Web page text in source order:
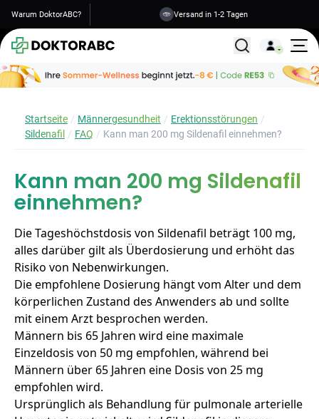
Warum DoktorABC? Versand in 1-2 Tagen
Alle
Startseite Männergesundheit
Erektionsstörungen
Sildenafil
FAQ Kann man 200 mg Sildenafil einnehmen?
Kann man 200 mg Sildenafil
einnehmen?
Die Tageshöchstdosis von Sildenafil beträgt 100 mg,
alles darüber gilt als Überdosierung und erhöht das
Risiko von Nebenwirkungen.
Die empfohlene Dosierung hängt vom Alter und dem
körperlichen Zustand des Anwenders ab und sollte
mit einem Arzt besprochen werden.
Männern bis 65 Jahren wird eine maximale
Einzeldosis von 50 mg empfohlen, während bei
Männern über 65 Jahren eine Dosis von 25 mg
empfohlen wird.
Ursprünglich als Behandlung für pulmonale arterielle